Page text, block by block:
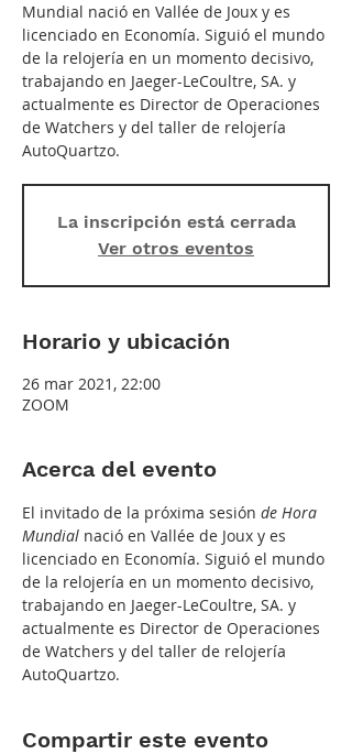
Mundial nació en Vallée de Joux y es
licenciado en Economía. Siguió el mundo
de la relojería en un momento decisivo,
trabajando en Jaeger-LeCoultre, SA. y
actualmente es Director de Operaciones
de Watchers y del taller de relojería
AutoQuartzo.
La inscripción está cerrada
Ver otros eventos
Horario y ubicación
26 mar 2021, 22:00
ZOOM
Acerca del evento
El invitado de la próxima sesión de Hora
Mundial nació en Vallée de Joux y es
licenciado en Economía. Siguió el mundo
de la relojería en un momento decisivo,
trabajando en Jaeger-LeCoultre, SA. y
actualmente es Director de Operaciones
de Watchers y del taller de relojería
AutoQuartzo.
Compartir este evento